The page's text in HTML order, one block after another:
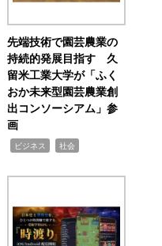
先端技術で園芸農業の
持続的発展目指す 久
留米工業大学が「ふく
おか未来型園芸農業創
出コンソーシアム」参
画
ビジネス 社会